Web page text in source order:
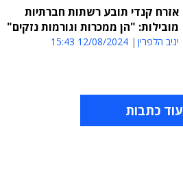
אזרח קנדי תובע רשתות חברתיות
מובילות: "הן ממכרות וגורמות נזקים"
יניב הלפרין 12/08/2024 15:43
עוד כתבות